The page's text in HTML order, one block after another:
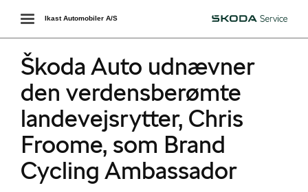
Toggle
navigation
Škoda
Ikast Automobiler A/S
Škoda Auto udnævner
den verdensberømte
landevejsrytter, Chris
Froome, som Brand
Cycling Ambassador